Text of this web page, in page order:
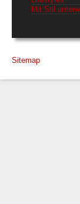
Mit Stil
Sitemap